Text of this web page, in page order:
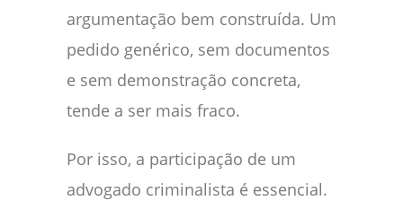
argumentação bem construída. Um
pedido genérico, sem documentos
e sem demonstração concreta,
tende a ser mais fraco.
Por isso, a participação de um
advogado criminalista é essencial.